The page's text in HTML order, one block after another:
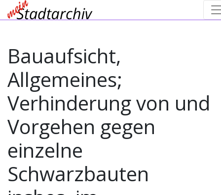
Bauaufsicht,
Allgemeines;
Verhinderung von und
Vorgehen gegen
einzelne
Schwarzbauten